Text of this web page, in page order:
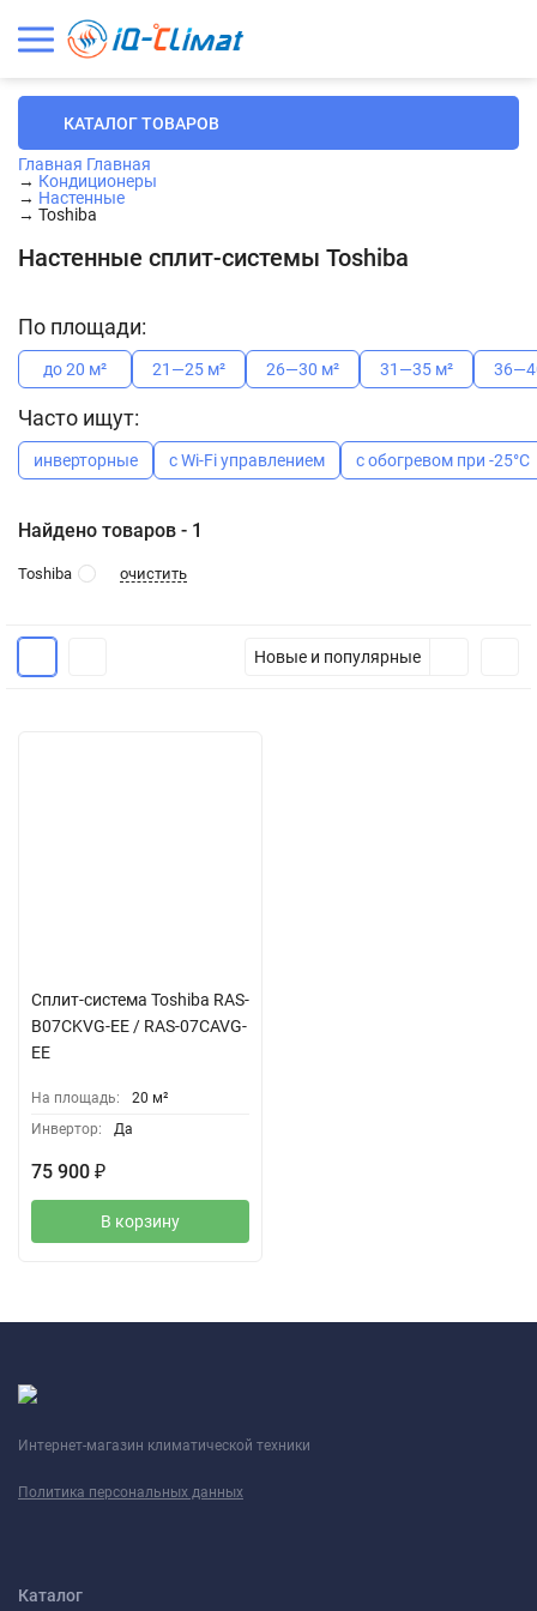
КАТАЛОГ ТОВАРОВ
Главная Главная
→ Кондиционеры
→ Настенные
→ Toshiba
Настенные сплит-системы Toshiba
По площади:
до 20 м² 21—25 м² 26—30 м² 31—35 м²
Часто ищут:
инверторные с Wi-Fi управлением с обогревом при -25°C
Найдено товаров - 1
Toshiba очистить
Новые и популярные
Сплит-система Toshiba RAS-
B07CKVG-EE / RAS-07CAVG-
EE
На площадь:
20 м²
Инвертор:
Да
75 900 ₽
В корзину
Интернет-магазин климатической техники
Политика персональных данных
Каталог